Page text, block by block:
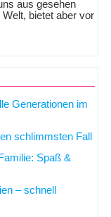
aus gesehen
bietet aber vor
Generationen im
schlimmsten Fall
Spaß &
– schnell